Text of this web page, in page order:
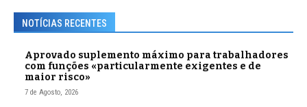
NOTÍCIAS RECENTES
Aprovado suplemento máximo para trabalhadores
com funções «particularmente exigentes e de
maior risco»
7 de Agosto, 2026